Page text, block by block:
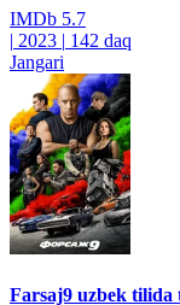
IMDb 5.7
| 2023 | 142 daq
Jangari
Farsaj9 uzbek tilida